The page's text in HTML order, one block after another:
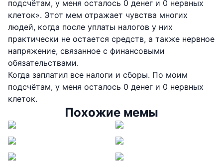
подсчётам, у меня осталось 0 денег и 0 нервных
клеток». Этот мем отражает чувства многих
людей, когда после уплаты налогов у них
практически не остается средств, а также нервное
напряжение, связанное с финансовыми
обязательствами.
Когда заплатил все налоги и сборы. По моим
подсчётам, у меня осталось 0 денег и 0 нервных
клеток.
Похожие мемы